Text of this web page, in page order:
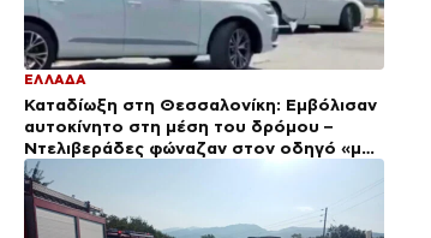
ΕΛΛΑΔΑ
Καταδίωξη στη Θεσσαλονίκη: Εμβόλισαν
αυτοκίνητο στη μέση του δρόμου –
Ντελιβεράδες φώναζαν στον οδηγό «μην
κάνεις μ@@@»